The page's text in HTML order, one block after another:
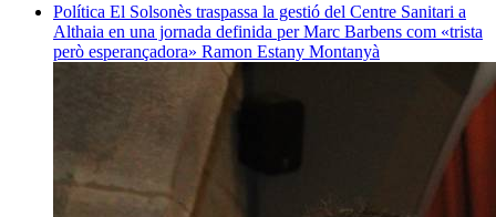
Política El Solsonès traspassa la gestió del Centre Sanitari a
Althaia en una jornada definida per Marc Barbens com «trista
però esperançadora» Ramon Estany Montanyà